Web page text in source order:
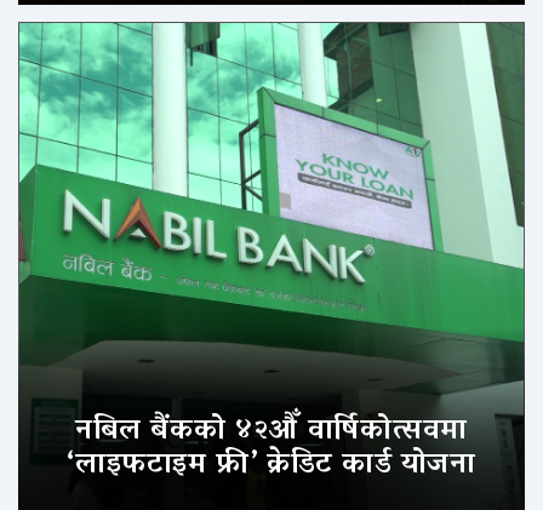
नबिल बैंकको ४२औँ वार्षिकोत्सवमा
‘लाइफटाइम फ्री’ क्रेडिट कार्ड योजना